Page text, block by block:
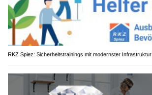
RKZ Spiez: Sicherheitstrainings mit modernster Infrastruktur